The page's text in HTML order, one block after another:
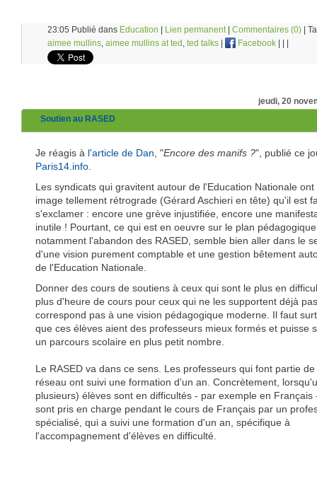
23:05 Publié dans Education Lien permanent| Commentaires (0) |
aimee mullins, aimee mullins at ted , ted talks Facebook
jeudi, 20
Soutien au RASED
Je réagis à l'article de Dan, "Encore des manifs ?", publié ce
Paris14.info.
Les syndicats qui gravitent autour de l'Education Nationale ont
image tellement rétrograde (Gérard Aschieri en tête) qu'il est
s'exclamer : encore une grève injustifiée, encore une
inutile ! Pourtant, ce qui est en oeuvre sur le plan
notamment l'abandon des RASED, semble bien aller dans le
d'une vision purement comptable et une gestion bêtement
de l'Education Nationale.
Donner des cours de soutiens à ceux qui sont le plus en
plus d'heure de cours pour ceux qui ne les supportent déjà
correspond pas à une vision pédagogique moderne. Il faut
que ces élèves aient des professeurs mieux formés et puisse
un parcours scolaire en plus petit nombre.
Le RASED va dans ce sens. Les professeurs qui font partie de
réseau ont suivi une formation d'un an. Concrètement,
plusieurs) élèves sont en difficultés - par exemple en Français
sont pris en charge pendant le cours de Français par un
spécialisé, qui a suivi une formation d'un an, spécifique à
l'accompagnement d'élèves en difficulté.